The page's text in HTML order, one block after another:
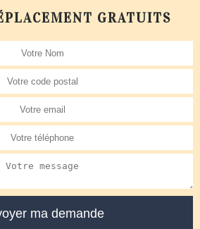
GRATUITS